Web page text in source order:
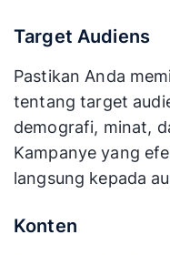
Target Audiens
Pastikan Anda
tentang target
demografi, minat,
Kampanye yang
langsung kepada
Konten